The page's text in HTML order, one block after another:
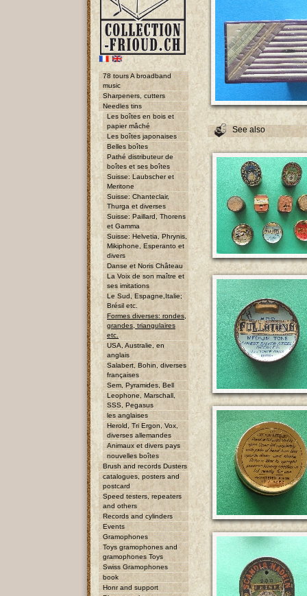
78 tours A broadband
music
Sharpeners, cutters
Needles tins
Les boîtes en bois et
papier mâché
Les boîtes japonaises
Belles boîtes
Pathé distributeur de
boîtes et ses boîtes
Suisse: Laubscher et
Meritone
Suisse: Chanteclair,
Thurga et diverses
Suisse: Paillard, Thorens
et Gamma
Suisse: Helvetia, Phrynis,
Mikiphone, Esperanto et
divers
Danse et Noris Château
La Voix de son maître et
ses imitations
Le Sud, Espagne,Italie;
Brésil etc.
Formes diverses: rondes,
grandes, triangulaires
etc.
USA, Australie, en
anglais
Salabert, Bohin, diverses
françaises
Sem, Pyramides, Bell
Leophone, Marschall,
SSS, Pegasus
les anglaises
Herold, Tri Ergon, Vox,
diverses allemandes
Animaux et divers pays
nouvelles boîtes
Brush and records Dusters
catalogues, posters and
postcard
Speed testers, repeaters
and others
Records and cylinders
Events
Gramophones
Toys gramophones and
gramophones Toys
Swiss Gramophones
book
Honr and support
See also